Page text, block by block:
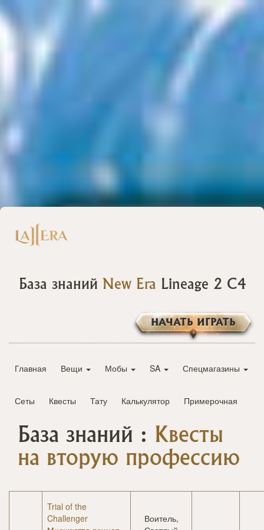
База знаний New Era Lineage 2 C4
НАЧАТЬ ИГРАТЬ
Главная Вещи Мобы SA Спецмагазины
Сеты Квесты Тату Калькулятор Примерочная
База знаний : Квесты
на вторую профессию
Trial of the
Challenger
Воитель,